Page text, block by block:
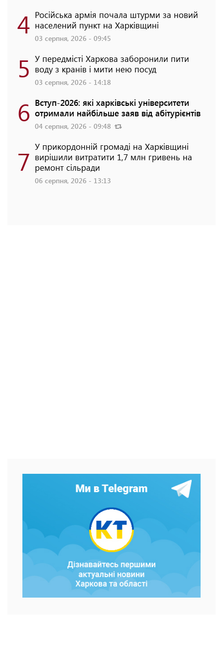
4 Російська армія почала штурми за новий
населений пункт на Харківщині
03 серпня, 2026 - 09:45
5 У передмісті Харкова заборонили пити
воду з кранів і мити нею посуд
03 серпня, 2026 - 14:18
6 Вступ-2026: які харківські університети
отримали найбільше заяв від абітурієнтів
04 серпня, 2026 - 09:48
7 У прикордонній громаді на Харківщині
вирішили витратити 1,7 млн гривень на
ремонт сільради
06 серпня, 2026 - 13:13